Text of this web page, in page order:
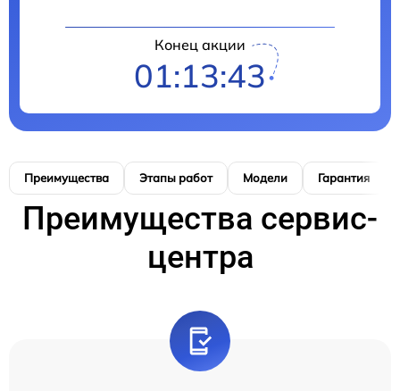
Конец акции
01:13:42
Преимущества Этапы работ Модели Гарантия
Преимущества сервис-
центра